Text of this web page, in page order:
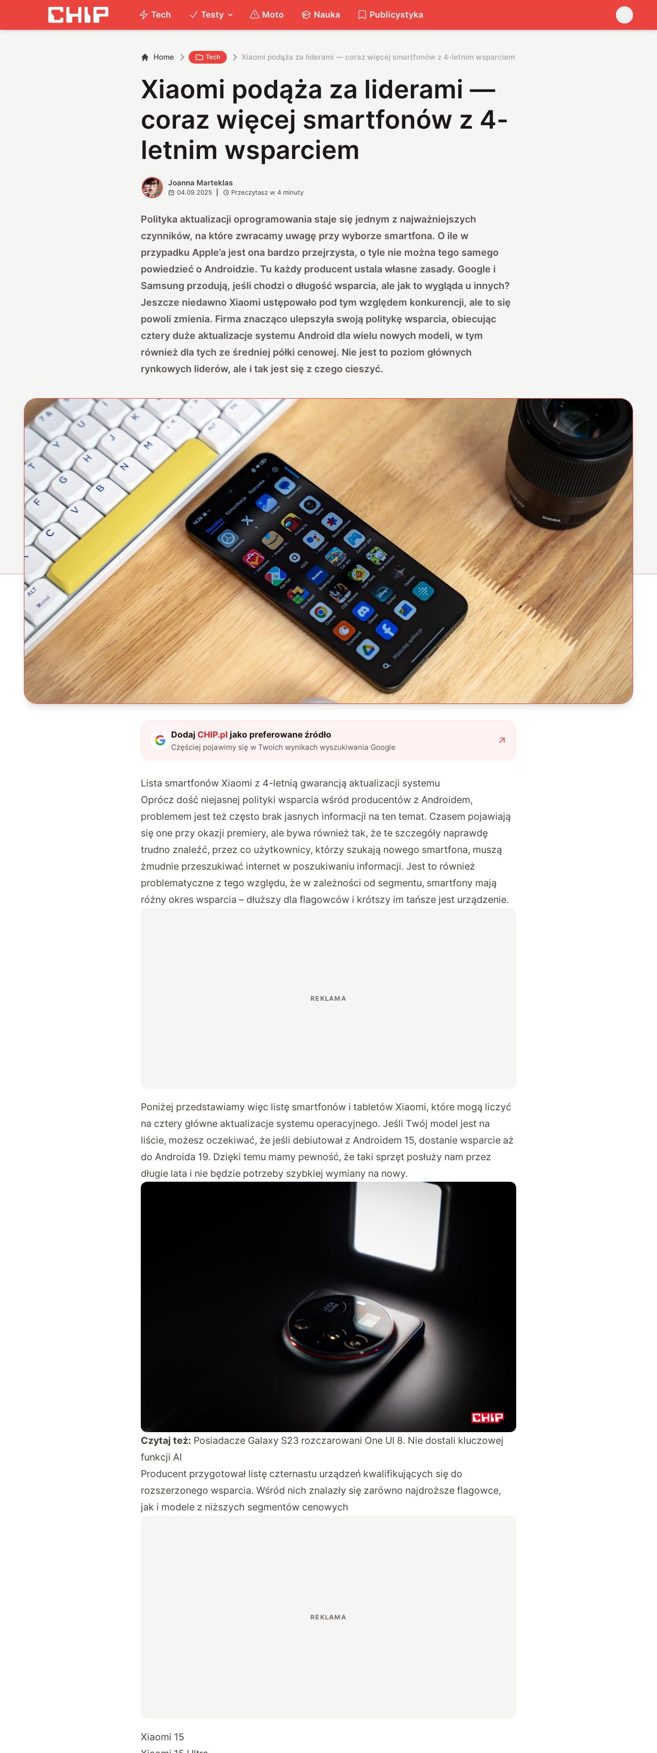
Tech Testy Moto Nauka Publicystyka
Home Tech Xiaomi podąża za liderami — coraz więcej smartfonów z 4-letnim wsparciem
Xiaomi podąża za liderami —
coraz więcej smartfonów z 4-
letnim wsparciem
J Joanna Marteklas
04.09.2025 Przeczytasz w4 minuty
Polityka aktualizacji oprogramowania staje się jednym z najważniejszych
czynników, na które zwracamy uwagę przy wyborze smartfona. O ile w
przypadku Apple’a jest ona bardzo przejrzysta, o tyle nie można tego samego
powiedzieć o Androidzie. Tu każdy producent ustala własne zasady. Google i
Samsung przodują, jeśli chodzi o długość wsparcia, ale jak to wygląda u innych?
Jeszcze niedawno Xiaomi ustępowało pod tym względem konkurencji, ale to się
powoli zmienia. Firma znacząco ulepszyła swoją politykę wsparcia, obiecując
cztery duże aktualizacje systemu Android dla wielu nowych modeli, w tym
również dla tych ze średniej półki cenowej. Nie jest to poziom głównych
rynkowych liderów, ale i tak jest się z czego cieszyć.
Dodaj CHIP.pl jako preferowane źródło
Częściej pojawimy się w Twoich wynikach wyszukiwania Google
Lista smartfonów Xiaomi z 4-letnią gwarancją aktualizacji systemu
Oprócz dość niejasnej polityki wsparcia wśród producentów z Androidem,
problemem jest też często brak jasnych informacji na ten temat. Czasem pojawiają
się one przy okazji premiery, ale bywa również tak, że te szczegóły naprawdę
trudno znaleźć, przez co użytkownicy, którzy szukają nowego smartfona, muszą
żmudnie przeszukiwać internet w poszukiwaniu informacji. Jest to również
problematyczne z tego względu, że w zależności od segmentu, smartfony mają
różny okres wsparcia – dłuższy dla flagowców i krótszy im tańsze jest urządzenie.
Poniżej przedstawiamy więc listę smartfonów i tabletów Xiaomi, które mogą liczyć
na cztery główne aktualizacje systemu operacyjnego. Jeśli Twój model jest na
liście, możesz oczekiwać, że jeśli debiutował z Androidem 15, dostanie wsparcie aż
do Androida 19. Dzięki temu mamy pewność, że taki sprzęt posłuży nam przez
długie lata i nie będzie potrzeby szybkiej wymiany na nowy.
Czytaj też: Posiadacze Galaxy S23 rozczarowani One UI 8. Nie dostali kluczowej
funkcji AI
Producent przygotował listę czternastu urządzeń kwalifikujących się do
rozszerzonego wsparcia. Wśród nich znalazły się zarówno najdroższe flagowce,
jak i modele z niższych segmentów cenowych
Xiaomi 15